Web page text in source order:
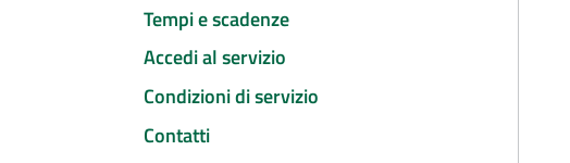
Tempi e scadenze
Accedi al servizio
Condizioni di servizio
Contatti